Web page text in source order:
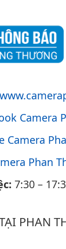
Camera
Camera
Phan
7:30 –
PHAN